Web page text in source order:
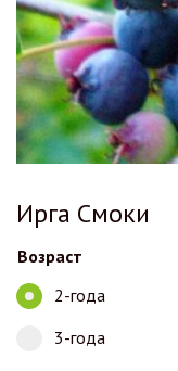
Ирга Смоки
Возраст
2-года
3-года